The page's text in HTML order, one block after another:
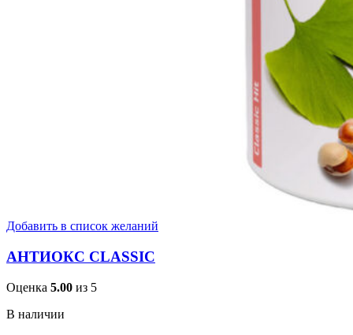
Добавить в список желаний
АНТИОКС CLASSIC
Оценка 5.00 из 5
В наличии